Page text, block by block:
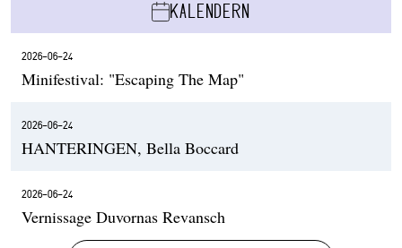
KALENDERN
2026-06-24
Minifestival: "Escaping The Map"
2026-06-24
HANTERINGEN, Bella Boccard
2026-06-24
Vernissage Duvornas Revansch